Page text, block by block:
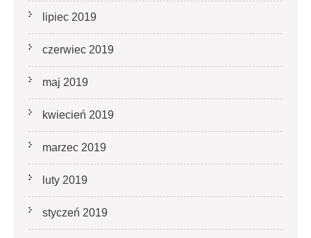
lipiec 2019
czerwiec 2019
maj 2019
kwiecień 2019
marzec 2019
luty 2019
styczeń 2019